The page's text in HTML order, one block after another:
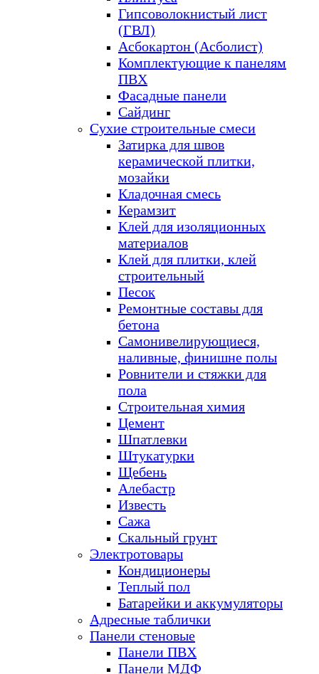
Гипсоволокнистый лист
(ГВЛ)
Асбокартон (Асболист)
Комплектующие к панелям
ПВХ
Фасадные панели
Сайдинг
Сухие строительные смеси
Затирка для швов
керамической плитки,
мозайки
Кладочная смесь
Керамзит
Клей для изоляционных
материалов
Клей для плитки, клей
строительный
Песок
Ремонтные составы для
бетона
Самонивелирующиеся,
наливные, финишне полы
Ровнители и стяжки для
пола
Строительная химия
Цемент
Шпатлевки
Штукатурки
Щебень
Алебастр
Известь
Сажа
Скальный грунт
Электротовары
Кондиционеры
Теплый пол
Батарейки и аккумуляторы
Адресные таблички
Панели стеновые
Панели ПВХ
Панели МДФ